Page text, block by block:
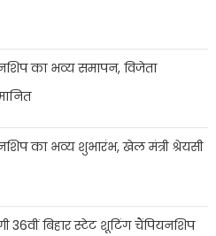
का भव्य समापन, विजेता
का भव्य शुभारंभ, खेल मंत्री श्रेयसी
36वीं बिहार स्टेट शूटिंग चैंपियनशिप